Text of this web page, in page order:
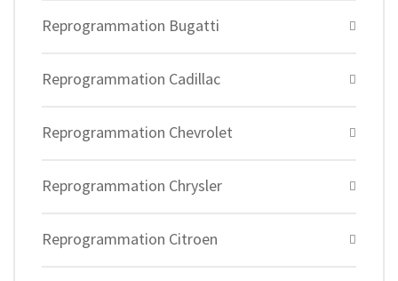
Reprogrammation Bugatti
Reprogrammation Cadillac
Reprogrammation Chevrolet
Reprogrammation Chrysler
Reprogrammation Citroen